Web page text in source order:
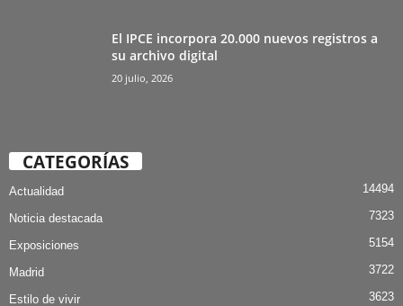
El IPCE incorpora 20.000 nuevos registros a
su archivo digital
20 julio, 2026
CATEGORÍAS
Actualidad 14494
Noticia destacada 7323
Exposiciones 5154
Madrid 3722
Estilo de vivir 3623